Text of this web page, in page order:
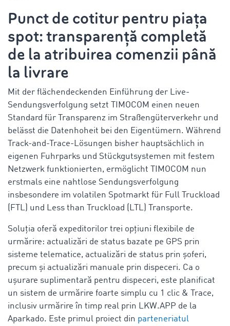
Punct de cotitur pentru piața
spot: transparență completă
de la atribuirea comenzii până
la livrare
Mit der flächendeckenden Einführung der Live-
Sendungsverfolgung setzt TIMOCOM einen neuen
Standard für Transparenz im Straßengüterverkehr und
belässt die Datenhoheit bei den Eigentümern. Während
Track-and-Trace-Lösungen bisher hauptsächlich in
eigenen Fuhrparks und Stückgutsystemen mit festem
Netzwerk funktionierten, ermöglicht TIMOCOM nun
erstmals eine nahtlose Sendungsverfolgung
insbesondere im volatilen Spotmarkt für Full Truckload
(FTL) und Less than Truckload (LTL) Transporte.
Soluția oferă expeditorilor trei opțiuni flexibile de
urmărire: actualizări de status bazate pe GPS prin
sisteme telematice, actualizări de status prin șoferi,
precum și actualizări manuale prin dispeceri. Ca o
ușurare suplimentară pentru dispeceri, este planificat
un sistem de urmărire foarte simplu cu 1 clic & Trace,
inclusiv urmărire în timp real prin LKW.APP de la
Aparkado. Este primul proiect din parteneriatul